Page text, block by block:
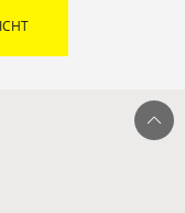
Ganz nach